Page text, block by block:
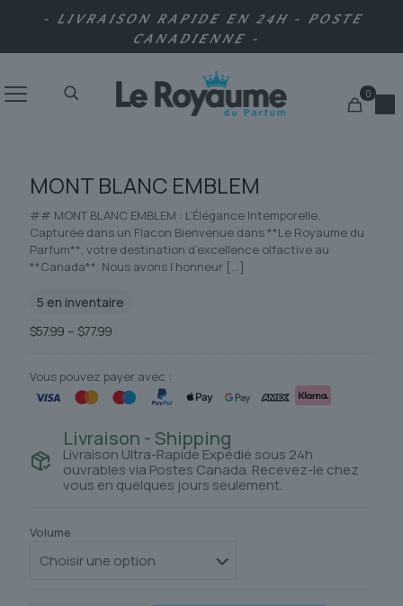
- LIVRAISON RAPIDE EN 24H - POSTE
CANADIENNE -
0
MONT BLANC EMBLEM
## MONT BLANC EMBLEM : L’Élégance Intemporelle,
Capturée dans un Flacon Bienvenue dans **Le Royaume du
Parfum**, votre destination d’excellence olfactive au
**Canada**. Nous avons l’honneur […]
5 en inventaire
$57.99 – $77.99Plage
$57.99
à
$77.99
Vous pouvez payer avec :
Livraison - Shipping
Livraison Ultra-Rapide Expédié sous 24h
ouvrables via Postes Canada. Recevez-le chez
vous en quelques jours seulement.
Volume